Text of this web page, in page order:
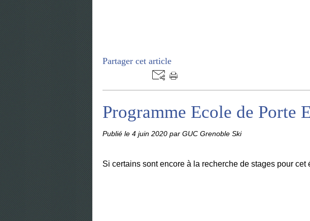
Partager cet article
Programme Ecole de Porte
Publié le 4 juin 2020 par GUC Grenoble Ski
Si certains sont encore à la recherche de stages pour cet